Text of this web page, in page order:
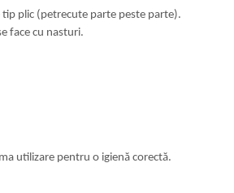
tip plic (petrecute parte peste parte).
face cu nasturi.
utilizare pentru o igienă corectă.